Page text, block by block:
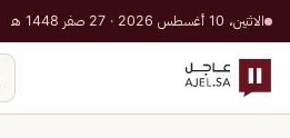
الاثنين، 10 أغسطس 2026 · 27 صفر 1448 هـ